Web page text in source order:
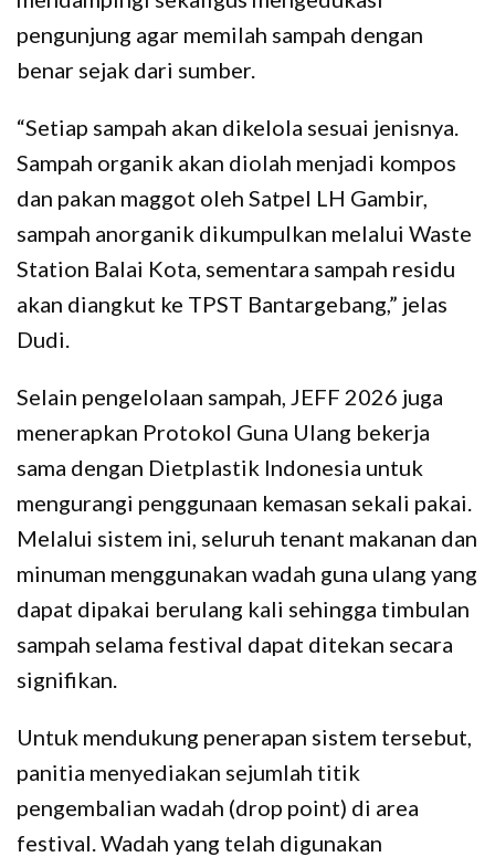
pengunjung agar memilah sampah dengan
benar sejak dari sumber.
“Setiap sampah akan dikelola sesuai jenisnya.
Sampah organik akan diolah menjadi kompos
dan pakan maggot oleh Satpel LH Gambir,
sampah anorganik dikumpulkan melalui Waste
Station Balai Kota, sementara sampah residu
akan diangkut ke TPST Bantargebang,” jelas
Dudi.
Selain pengelolaan sampah, JEFF 2026 juga
menerapkan Protokol Guna Ulang bekerja
sama dengan Dietplastik Indonesia untuk
mengurangi penggunaan kemasan sekali pakai.
Melalui sistem ini, seluruh tenant makanan dan
minuman menggunakan wadah guna ulang yang
dapat dipakai berulang kali sehingga timbulan
sampah selama festival dapat ditekan secara
signifikan.
Untuk mendukung penerapan sistem tersebut,
panitia menyediakan sejumlah titik
pengembalian wadah (drop point) di area
festival. Wadah yang telah digunakan